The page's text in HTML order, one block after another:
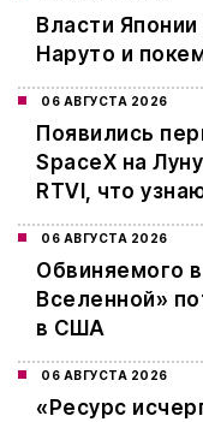
Власти
Наруто и
06 АВГУСТА 2026
Появились
SpaceX на
RTVI, что
06 АВГУСТА 2026
Обвиняемого
Вселенной»
в США
06 АВГУСТА 2026
«Ресурс